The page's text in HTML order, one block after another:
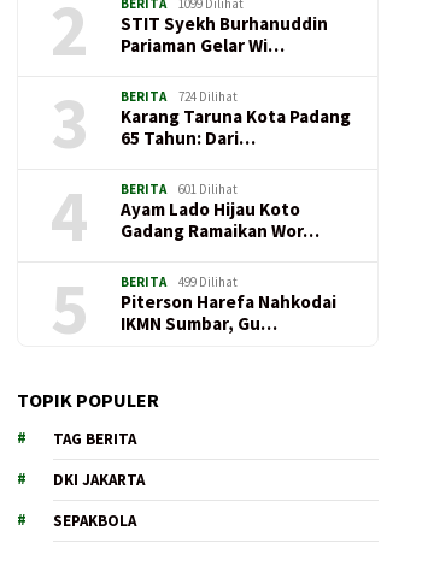
2
STIT Syekh Burhanuddin
Pariaman Gelar Wi…
3 BERITA 724 Dilihat
Karang Taruna Kota Padang
65 Tahun: Dari…
4 BERITA 601 Dilihat
Ayam Lado Hijau Koto
Gadang Ramaikan Wor…
5 BERITA 499 Dilihat
Piterson Harefa Nahkodai
IKMN Sumbar, Gu…
TOPIK POPULER
TAG BERITA
DKI JAKARTA
SEPAKBOLA